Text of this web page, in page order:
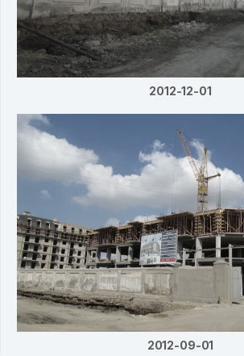
2012-12-01
2012-09-01